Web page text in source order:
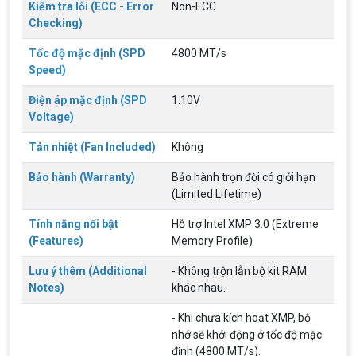
Kiểm tra lỗi (ECC - Error
Checking)
Non-ECC
Tốc độ mặc định (SPD
Speed)
4800 MT/s
Điện áp mặc định (SPD
Voltage)
1.10V
Tản nhiệt (Fan Included) Không
Bảo hành (Warranty)
Bảo hành trọn đời có giới hạn
(Limited Lifetime)
Tính năng nổi bật
(Features)
Hỗ trợ Intel XMP 3.0 (Extreme
Memory Profile)
Lưu ý thêm (Additional
Notes)
- Không trộn lẫn bộ kit RAM
khác nhau.
- Khi chưa kích hoạt XMP, bộ
nhớ sẽ khởi động ở tốc độ mặc
định (4800 MT/s).
thơ của game thủ Việt vào những năm 2000
Hãng ASRock Công Bố 2 dòng Card Đồ
Radeon™ RX 6600 XT Cung Cấp Hiệu Suất Chơi
Nên Hay Không Dùng Tivi Thay Cho Màn
Hình Máy Tính?
Nhiều người dùng băn khoăn trong việc có nên sử
dụng tivi để làm màn hình máy tính hay không? Vì
khác biệt, nên chúng ta cần cân nhắc trước khi
chọn thiết bị này thay thế thiết bị kia
ĐIỀU KIỆN TRẢ GÓP HOME CREDIT TẠI VI
TÍNH NGUYỄN THẮNG
1. Điều kiện trả góp Công dân Việt Nam, độ tuổi
20-60 (nam), 20-55 (nữ). Có CCCD/Thẻ Căn cước
THÔNG TIN TUYỂN DỤNG VI TÍNH
NGUYỄN THẮNG 2026